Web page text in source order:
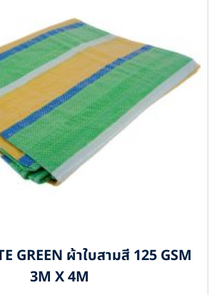
GREEN ผ้าใบสามสี 125 GSM
3M X 4M